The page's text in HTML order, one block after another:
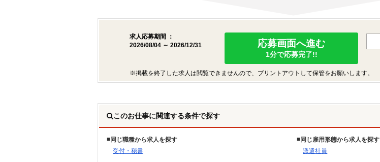
求人応募期間 ：
2026/08/04 ～ 2026/12/31
応募画面へ進む
1分で応募完了!!
※掲載を終了した求人は閲覧できませんので、プリントアウトして保管をお願いします。
このお仕事に関連する条件で探す
同じ職種から求人を探す
受付・秘書
同じ雇用形態から求人を探す
派遣社員